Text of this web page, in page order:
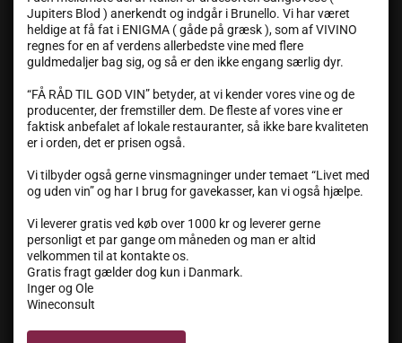
Jupiters Blod ) anerkendt og indgår i Brunello. Vi har været
heldige at få fat i ENIGMA ( gåde på græsk ), som af VIVINO
regnes for en af verdens allerbedste vine med flere
guldmedaljer bag sig, og så er den ikke engang særlig dyr.
“FÅ RÅD TIL GOD VIN” betyder, at vi kender vores vine og de
producenter, der fremstiller dem. De fleste af vores vine er
faktisk anbefalet af lokale restauranter, så ikke bare kvaliteten
er i orden, det er prisen også.
Vi tilbyder også gerne vinsmagninger under temaet “Livet med
og uden vin” og har I brug for gavekasser, kan vi også hjælpe.
Vi leverer gratis ved køb over 1000 kr og leverer gerne
personligt et par gange om måneden og man er altid
velkommen til at kontakte os.
Gratis fragt gælder dog kun i Danmark.
Inger og Ole
Wineconsult